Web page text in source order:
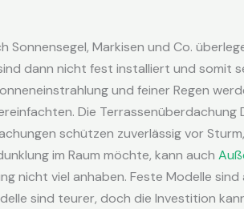
Markisen und Co.
dann nicht fest installiert und somit
und feiner Regen
Die Terrassenüberdachung
schützen zuverlässig vor
im Raum möchte, kann auch
nicht viel anhaben. Feste Modelle
sind teurer, doch die Investition